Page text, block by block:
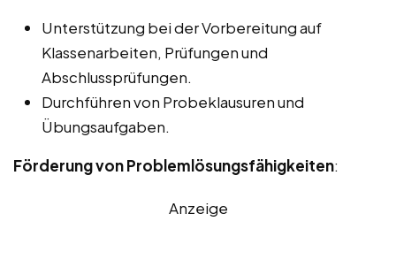
Unterstützung bei der Vorbereitung auf
Klassenarbeiten, Prüfungen und
Abschlussprüfungen.
Durchführen von Probeklausuren und
Übungsaufgaben.
Förderung von Problemlösungsfähigkeiten:
Anzeige